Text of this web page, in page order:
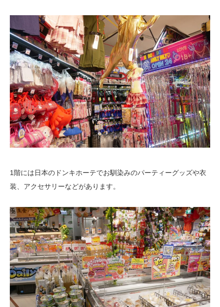
1階には日本のドンキホーテでお馴染みのパーティーグッズや衣
装、アクセサリーなどがあります。